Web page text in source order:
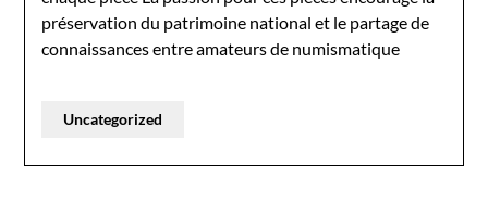
préservation du patrimoine national et le partage de
connaissances entre amateurs de numismatique
Uncategorized